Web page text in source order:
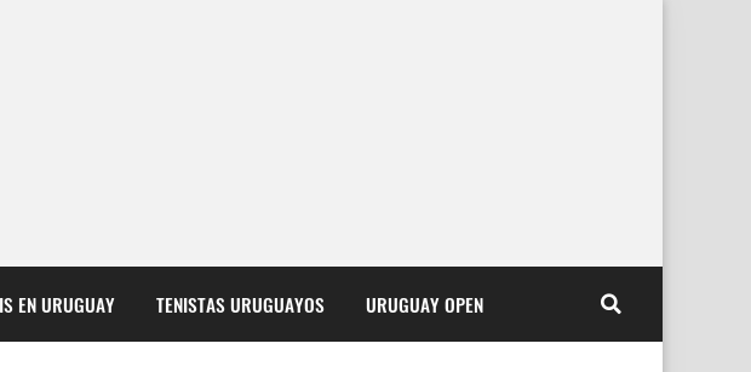
EN URUGUAY TENISTAS URUGUAYOS URUGUAY OPEN